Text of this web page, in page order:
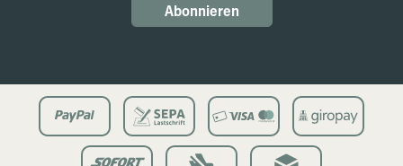
Abonnieren